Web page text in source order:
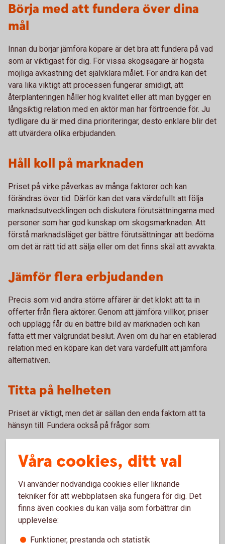
Börja med att fundera över dina
mål
Innan du börjar jämföra köpare är det bra att fundera på vad
som är viktigast för dig. För vissa skogsägare är högsta
möjliga avkastning det självklara målet. För andra kan det
vara lika viktigt att processen fungerar smidigt, att
återplanteringen håller hög kvalitet eller att man bygger en
långsiktig relation med en aktör man har förtroende för. Ju
tydligare du är med dina prioriteringar, desto enklare blir det
att utvärdera olika erbjudanden.
Håll koll på marknaden
Priset på virke påverkas av många faktorer och kan
förändras över tid. Därför kan det vara värdefullt att följa
marknadsutvecklingen och diskutera förutsättningarna med
personer som har god kunskap om skogsmarknaden. Att
förstå marknadsläget ger bättre förutsättningar att bedöma
om det är rätt tid att sälja eller om det finns skäl att avvakta.
Jämför flera erbjudanden
Precis som vid andra större affärer är det klokt att ta in
offerter från flera aktörer. Genom att jämföra villkor, priser
och upplägg får du en bättre bild av marknaden och kan
fatta ett mer välgrundat beslut. Även om du har en etablerad
relation med en köpare kan det vara värdefullt att jämföra
alternativen.
Titta på helheten
Priset är viktigt, men det är sällan den enda faktorn att ta
hänsyn till. Fundera också på frågor som:
Hur fungerar kommunikationen?
Vilka entreprenörer utför arbetet?
Hur ser planeringen för återbeskogning ut?
Att prata med andra skogsägare i området kan ge värdefulla
erfarenheter inför valet av köpare.
Våra cookies, ditt val
Vi använder nödvändiga cookies eller liknande
tekniker för att webbplatsen ska fungera för dig. Det
finns även cookies du kan välja som förbättrar din
upplevelse:
Funktioner, prestanda och statistik